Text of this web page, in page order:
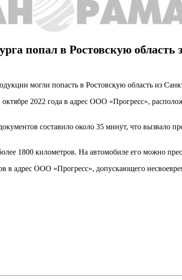
попал в Ростовскую область
могли попасть в Ростовскую область из
2022 года в адрес ООО «Прогресс»,
составило около 35 минут, что вызвало
1800 километров. На автомобиле его можно
в адрес ООО «Прогресс», допускающего